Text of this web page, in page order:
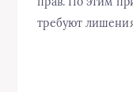
требуют